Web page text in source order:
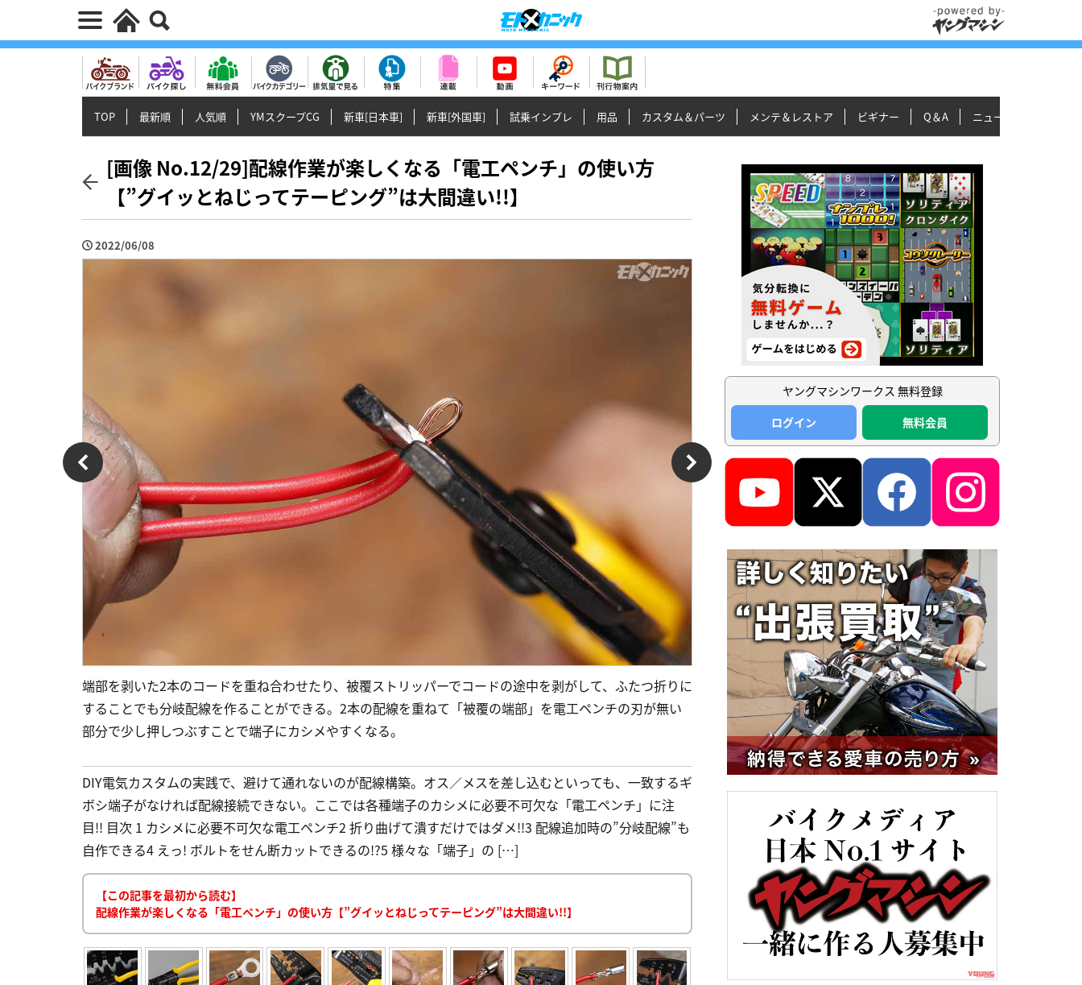
TOP 最新順 人気順 YMスクープCG 新車[日本車] 新車[外国車] 試乗インプレ 用品 カスタム＆パーツ メンテ＆レストア ビギナー Q＆A ニュース＆トピックス
[画像 No.12/29]配線作業が楽しくなる「電工ペンチ」の使い方
【”グイッとねじってテーピング”は大間違い!!】
2022/06/08
端部を剥いた2本のコードを重ね合わせたり、被覆ストリッパーでコードの途中を剥がして、ふたつ折りに
することでも分岐配線を作ることができる。2本の配線を重ねて「被覆の端部」を電工ペンチの刃が無い
部分で少し押しつぶすことで端子にカシメやすくなる。
DIY電気カスタムの実践で、避けて通れないのが配線構築。オス／メスを差し込むといっても、一致するギ
ボシ端子がなければ配線接続できない。ここでは各種端子のカシメに必要不可欠な「電工ペンチ」に注
目!! 目次 1 カシメに必要不可欠な電工ペンチ2 折り曲げて潰すだけではダメ!!3 配線追加時の”分岐配線”も
自作できる4 えっ! ボルトをせん断カットできるの!?5 様々な「端子」の […]
【この記事を最初から読む】
配線作業が楽しくなる「電工ペンチ」の使い方【”グイッとねじってテーピング”は大間違い!!】
ヤングマシンワークス 無料登録
ログイン
無料会員